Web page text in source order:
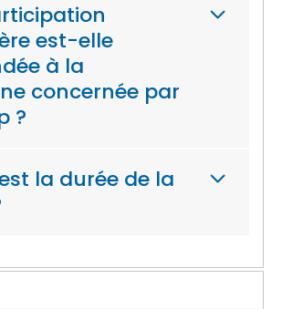
est-elle
à la
concernée par
?
la durée de la